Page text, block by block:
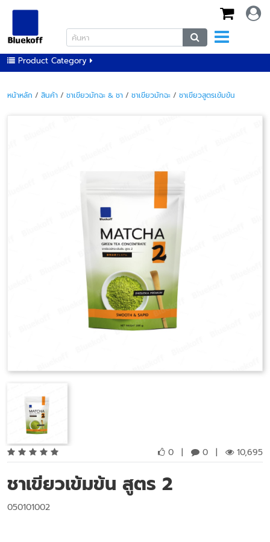
Product Category
หน้าหลัก / สินค้า / ชาเขียวมัทฉะ & ชา / ชาเขียวมัทฉะ / ชาเขียวสูตรเข้มข้น
0 | 0 | 10,695
ชาเขียวเข้มข้น สูตร 2
050101002